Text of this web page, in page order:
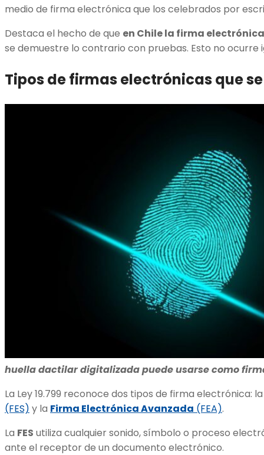
medio de firma electrónica que los celebrados por
Destaca el hecho de que en Chile la firma
se demuestre lo contrario con pruebas. Esto no ocurre
Tipos de firmas electrónicas que
huella dactilar digitalizada puede usarse como
La Ley 19.799 reconoce dos tipos de firma electrónica:
(FES) y la Firma Electrónica Avanzada (FEA).
La FES utiliza cualquier sonido, símbolo o proceso
ante el receptor de un documento electrónico.